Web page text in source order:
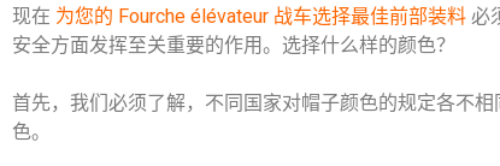
现在 为您的 Fourche élévateur 战车选择最佳前部装料必
安全方面发挥至关重要的作用。选择什么样的颜色？
首先，我们必须了解，不同国家对帽子颜色的规定各不
色。